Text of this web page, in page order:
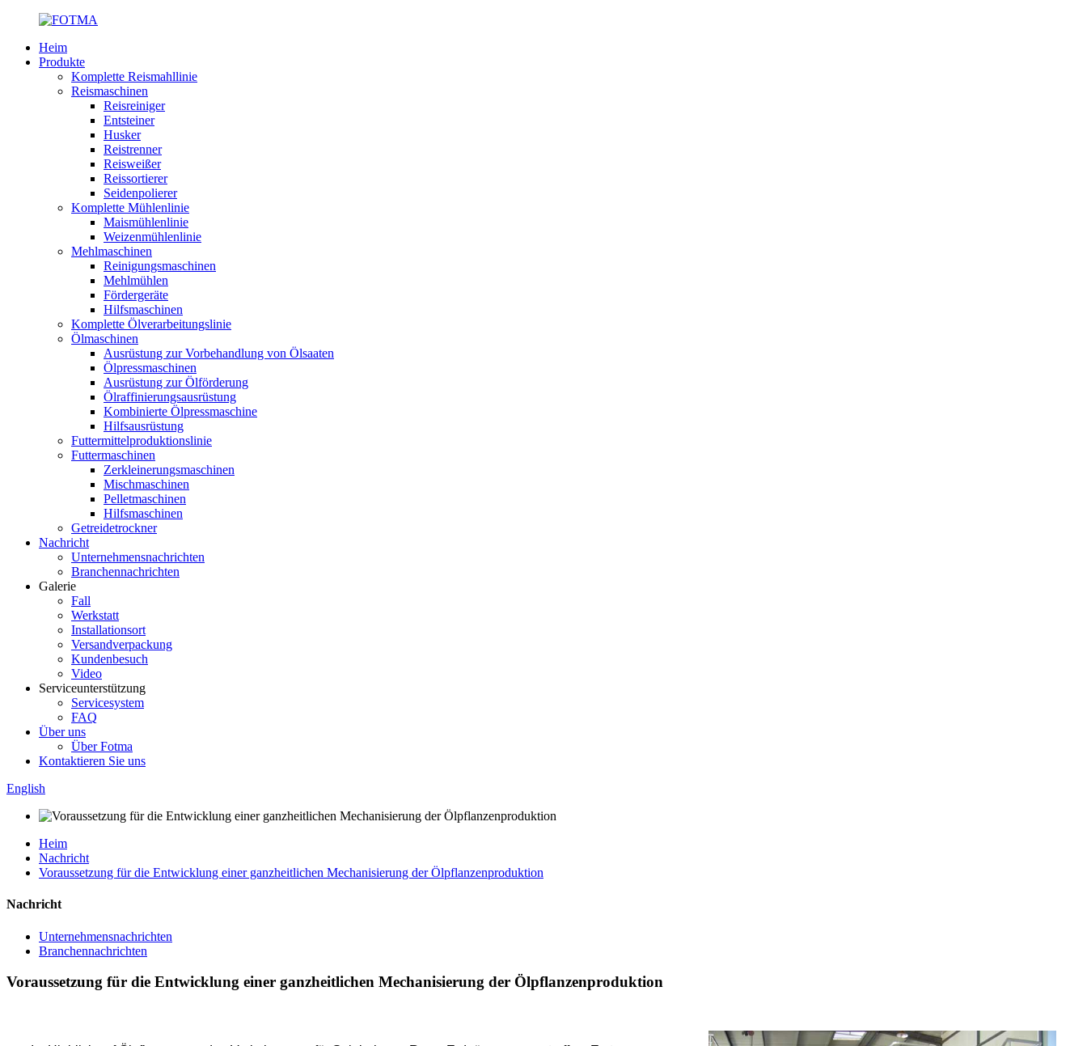
Heim
Produkte
Komplette Reismahllinie
Reismaschinen
Reisreiniger
Entsteiner
Husker
Reistrenner
Reisweißer
Reissortierer
Seidenpolierer
Komplette Mühlenlinie
Maismühlenlinie
Weizenmühlenlinie
Mehlmaschinen
Reinigungsmaschinen
Mehlmühlen
Fördergeräte
Hilfsmaschinen
Komplette Ölverarbeitungslinie
Ölmaschinen
Ausrüstung zur Vorbehandlung von Ölsaaten
Ölpressmaschinen
Ausrüstung zur Ölförderung
Ölraffinierungsausrüstung
Kombinierte Ölpressmaschine
Hilfsausrüstung
Futtermittelproduktionslinie
Futtermaschinen
Zerkleinerungsmaschinen
Mischmaschinen
Pelletmaschinen
Hilfsmaschinen
Getreidetrockner
Nachricht
Unternehmensnachrichten
Branchennachrichten
Galerie
Fall
Werkstatt
Installationsort
Versandverpackung
Kundenbesuch
Video
Serviceunterstützung
Servicesystem
FAQ
Über uns
Über Fotma
Kontaktieren Sie uns
English
Heim
Nachricht
Voraussetzung für die Entwicklung einer ganzheitlichen Mechanisierung der Ölpflanzenproduktion
Nachricht
Unternehmensnachrichten
Branchennachrichten
Voraussetzung für die Entwicklung einer ganzheitlichen Mechanisierung der Ölpflanzenproduktion